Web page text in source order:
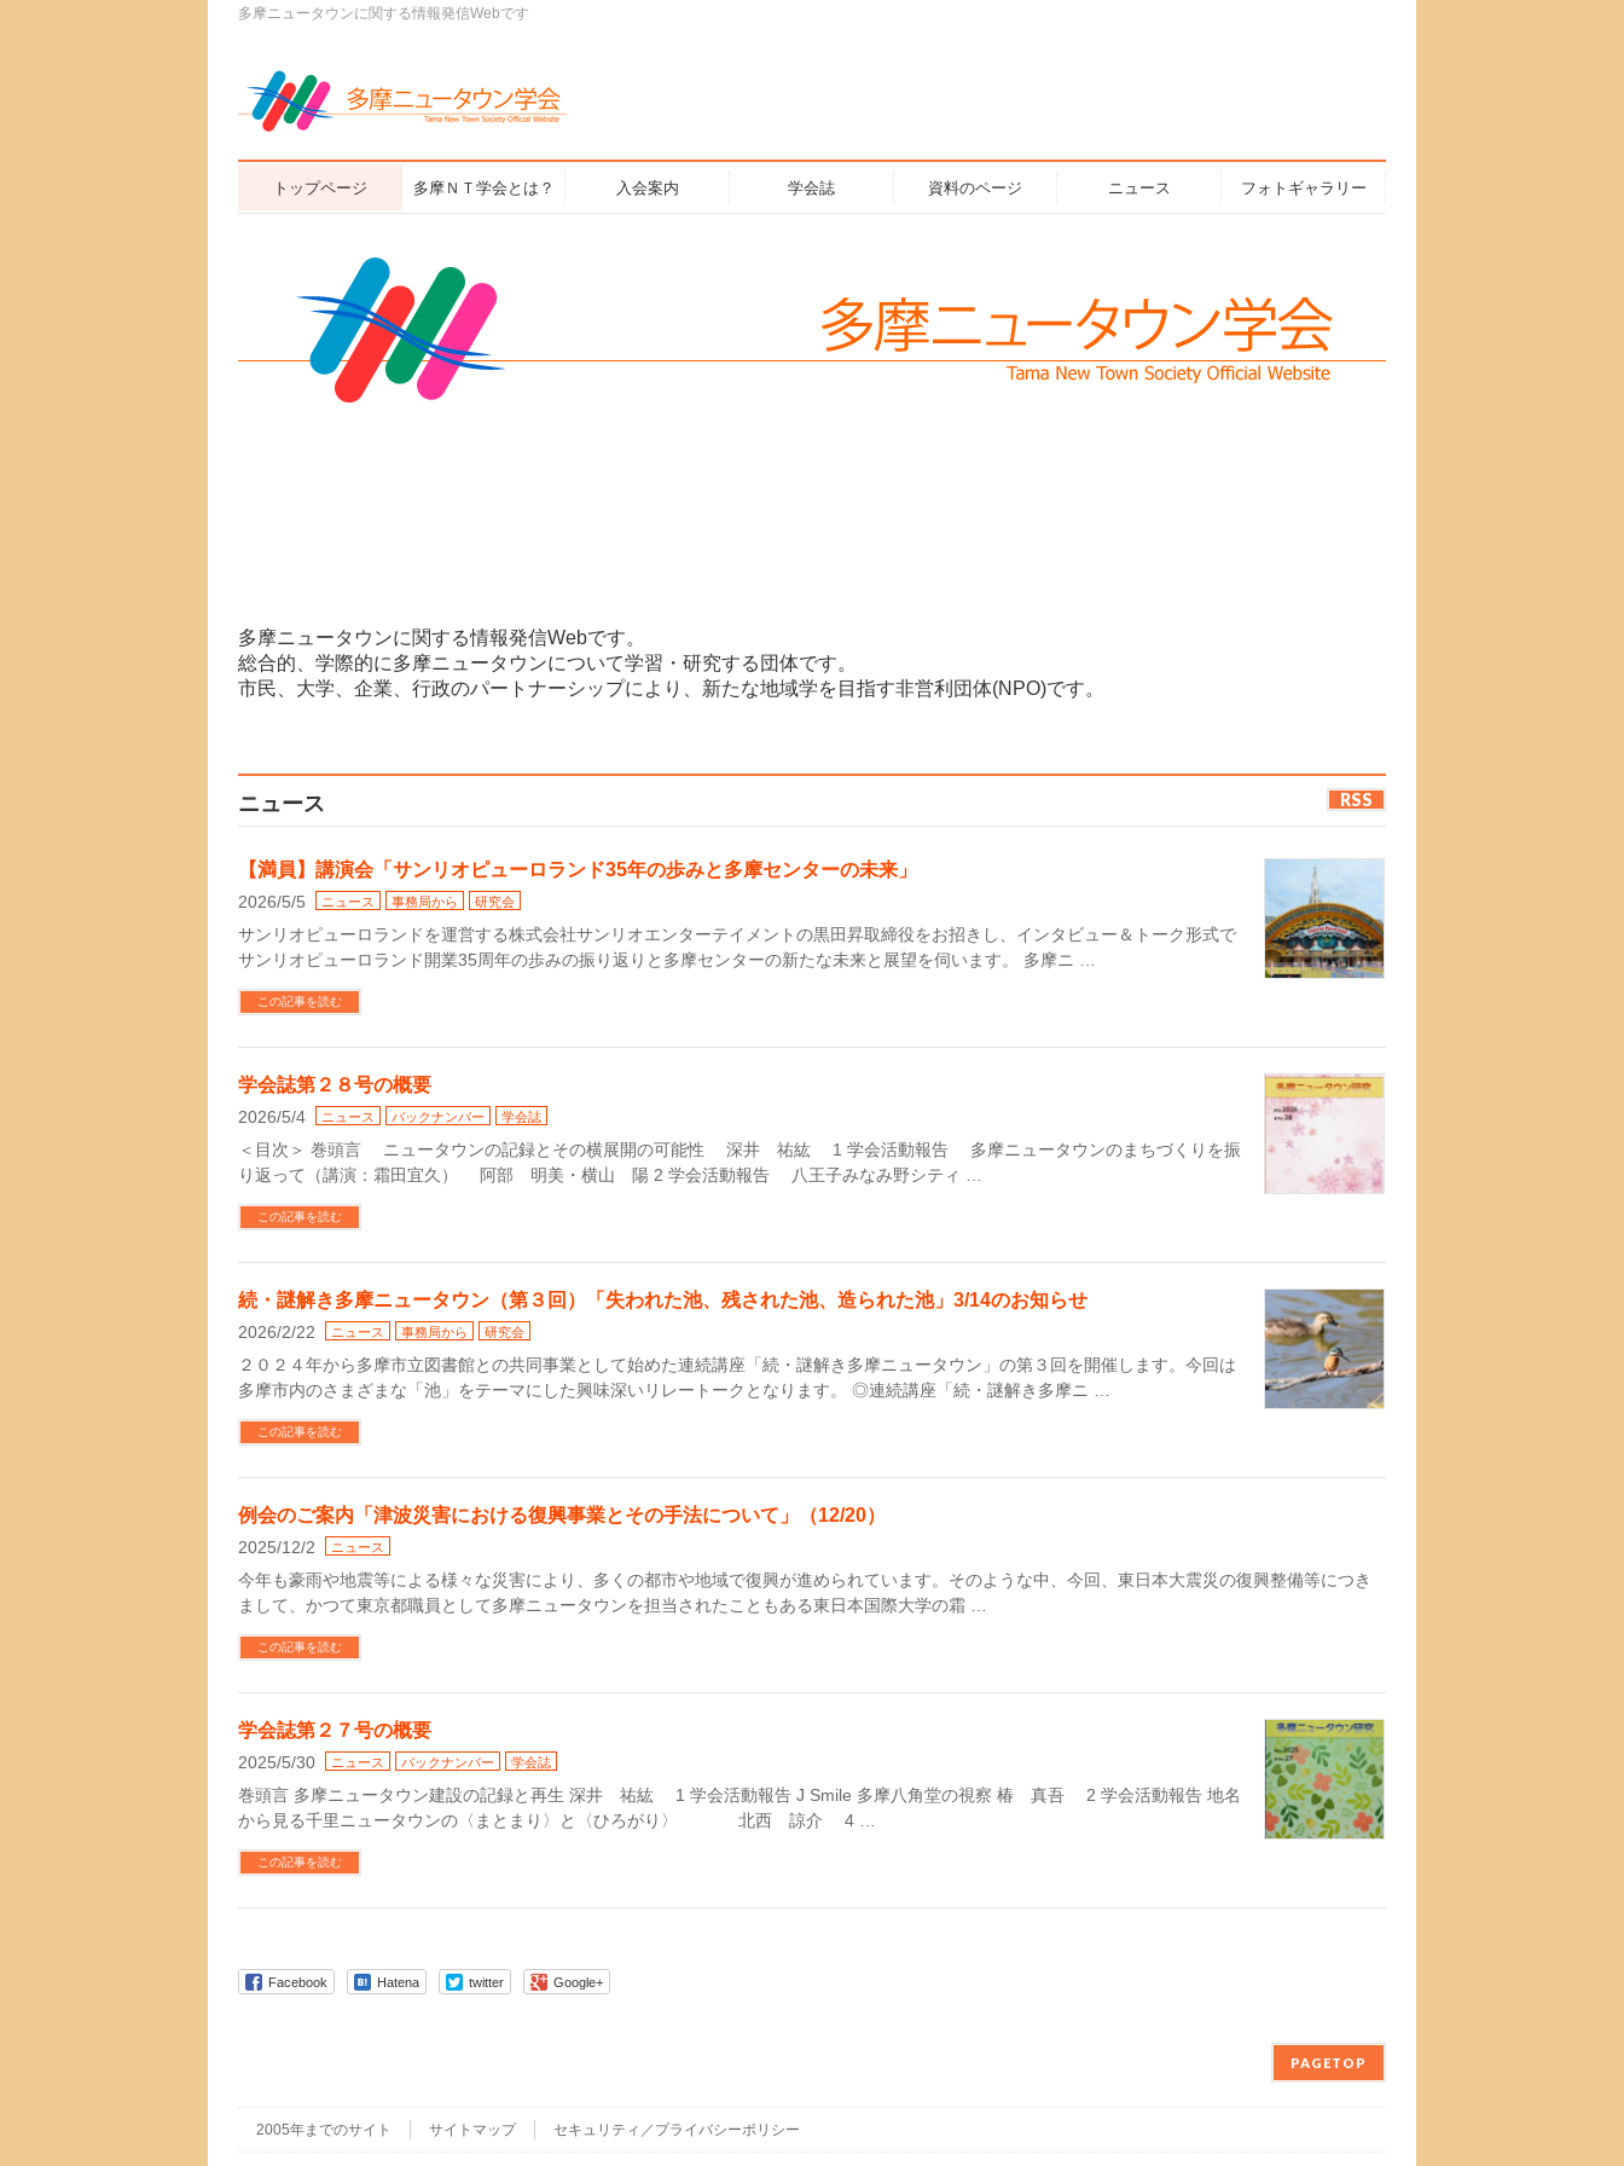
多摩ニュータウンに関する情報発信Webです
トップページ 多摩ＮＴ学会とは？ 入会案内 学会誌 資料のページ ニュース フォトギャラリー
多摩ニュータウンに関する情報発信Webです。
総合的、学際的に多摩ニュータウンについて学習・研究する団体です。
市民、大学、企業、行政のパートナーシップにより、新たな地域学を目指す非営利団体(NPO)です。
ニュース RSS
【満員】講演会「サンリオピューロランド35年の歩みと多摩センターの未来」
2026/5/5 ニュース 事務局から 研究会
サンリオピューロランドを運営する株式会社サンリオエンターテイメントの黒田昇取締役をお招きし、インタビュー＆トーク形式で
サンリオピューロランド開業35周年の歩みの振り返りと多摩センターの新たな未来と展望を伺います。 多摩ニ …
この記事を読む
学会誌第２８号の概要
2026/5/4 ニュース バックナンバー 学会誌
＜目次＞ 巻頭言 ニュータウンの記録とその横展開の可能性 深井 祐紘 1 学会活動報告 多摩ニュータウンのまちづくりを振
り返って（講演：霜田宜久） 阿部 明美・横山 陽 2 学会活動報告 八王子みなみ野シティ …
この記事を読む
続・謎解き多摩ニュータウン（第３回）「失われた池、残された池、造られた池」3/14のお知らせ
2026/2/22 ニュース 事務局から 研究会
２０２４年から多摩市立図書館との共同事業として始めた連続講座「続・謎解き多摩ニュータウン」の第３回を開催します。今回は
多摩市内のさまざまな「池」をテーマにした興味深いリレートークとなります。 ◎連続講座「続・謎解き多摩ニ …
この記事を読む
例会のご案内「津波災害における復興事業とその手法について」（12/20）
2025/12/2 ニュース
今年も豪雨や地震等による様々な災害により、多くの都市や地域で復興が進められています。そのような中、今回、東日本大震災の復興整備等につき
まして、かつて東京都職員として多摩ニュータウンを担当されたこともある東日本国際大学の霜 …
この記事を読む
学会誌第２７号の概要
2025/5/30 ニュース バックナンバー 学会誌
巻頭言 多摩ニュータウン建設の記録と再生 深井 祐紘 1 学会活動報告 J Smile 多摩八角堂の視察 椿 真吾 2 学会活動報告 地名
から見る千里ニュータウンの〈まとまり〉と〈ひろがり〉 北西 諒介 4 …
この記事を読む
Facebook Hatena twitter Google+
PAGETOP
2005年までのサイト サイトマップ セキュリティ／プライバシーポリシー